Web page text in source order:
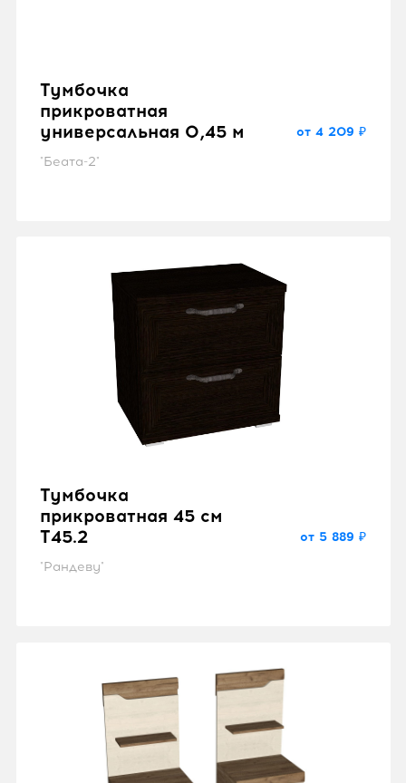
Тумбочка
прикроватная
универсальная 0,45 м
"Беата-2"
от 4 209 ₽
Тумбочка
прикроватная 45 см
T45.2
"Рандеву"
от 5 889 ₽